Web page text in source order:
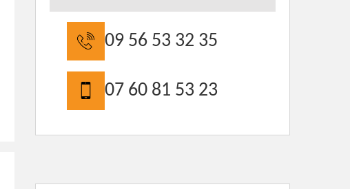
09 56 53 32 35
07 60 81 53 23